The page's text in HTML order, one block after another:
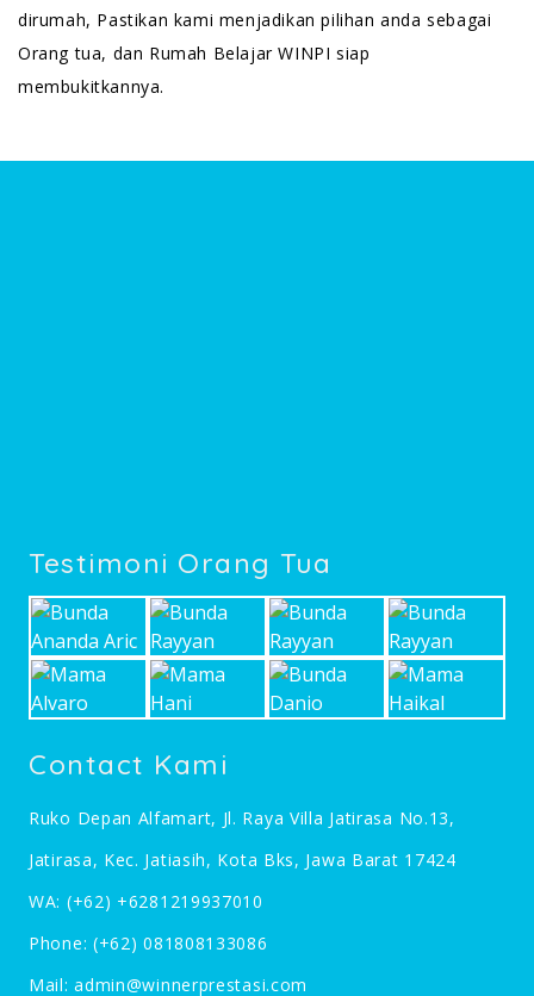
dirumah, Pastikan kami menjadikan pilihan anda sebagai
Orang tua, dan Rumah Belajar WINPI siap
membukitkannya.
Testimoni Orang Tua
Contact Kami
Ruko Depan Alfamart, Jl. Raya Villa Jatirasa No.13,
Jatirasa, Kec. Jatiasih, Kota Bks, Jawa Barat 17424
WA: (+62) +6281219937010
Phone: (+62) 081808133086
Mail:admin@winnerprestasi.com